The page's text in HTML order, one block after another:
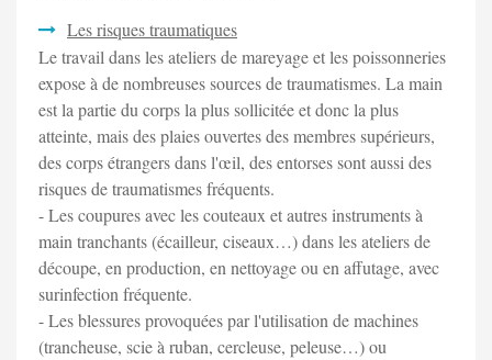
Les risques traumatiques
Le travail dans les ateliers de mareyage et les poissonneries
expose à de nombreuses sources de traumatismes. La main
est la partie du corps la plus sollicitée et donc la plus
atteinte, mais des plaies ouvertes des membres supérieurs,
des corps étrangers dans l'œil, des entorses sont aussi des
risques de traumatismes fréquents.
- Les coupures avec les couteaux et autres instruments à
main tranchants (écailleur, ciseaux…) dans les ateliers de
découpe, en production, en nettoyage ou en affutage, avec
surinfection fréquente.
- Les blessures provoquées par l'utilisation de machines
(trancheuse, scie à ruban, cercleuse, peleuse…) ou